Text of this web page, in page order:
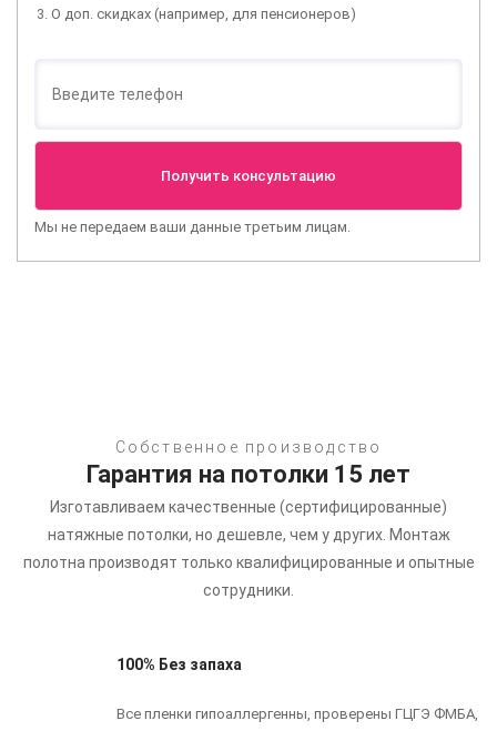
О доп. скидках (например, для пенсионеров)
Мы не передаем ваши данные третьим лицам.
Собственное производство
Гарантия на потолки 15 лет
Изготавливаем качественные (сертифицированные)
натяжные потолки, но дешевле, чем у других. Монтаж
полотна производят только квалифицированные и опытные
сотрудники.
100% Без запаха
Все пленки гипоаллергенны, проверены ГЦГЭ ФМБА,